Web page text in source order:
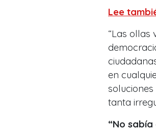
Lee
“Las ollas
en
tanta
“No